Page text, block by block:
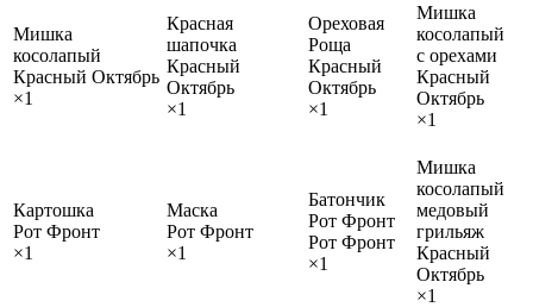
Мишка
косолапый
Красный Октябрь
×1
Красная
шапочка
Красный
Октябрь
×1
Ореховая
Роща
Красный
Октябрь
×1
Мишка
косолапый
с орехами
Красный
Октябрь
×1
Картошка
Рот Фронт
×1
Маска
Рот Фронт
×1
Батончик
Рот Фронт
Рот Фронт
×1
Мишка
косолапый
медовый
грильяж
Красный
Октябрь
×1